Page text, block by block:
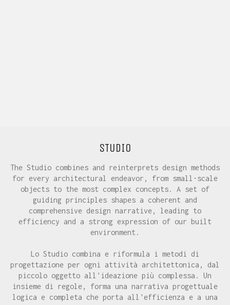
STUDIO
The Studio combines and reinterprets design methods
for every architectural endeavor, from small-scale
objects to the most complex concepts. A set of
guiding principles shapes a coherent and
comprehensive design narrative, leading to
efficiency and a strong expression of our built
environment.
Lo Studio combina e riformula i metodi di
progettazione per ogni attività architettonica, dal
piccolo oggetto all'ideazione più complessa. Un
insieme di regole, forma una narrativa progettuale
logica e completa che porta all'efficienza e a una